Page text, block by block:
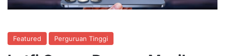
Featured Perguruan Tinggi